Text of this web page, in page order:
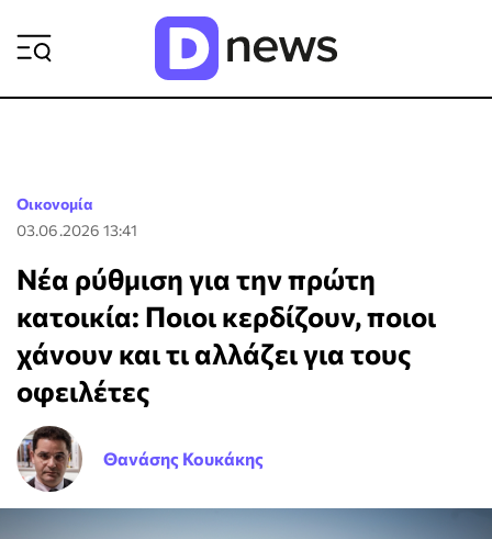
Οικονομία
03.06.2026 13:41
Νέα ρύθμιση για την πρώτη
κατοικία: Ποιοι κερδίζουν, ποιοι
χάνουν και τι αλλάζει για τους
οφειλέτες
Θανάσης Κουκάκης